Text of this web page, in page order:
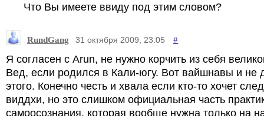
Что Вы имеете ввиду под этим словом?
RundGang 31 октября 2009, 23:05 #
Я согласен с Arun, не нужно корчить из себя
Вед, если родился в Кали-югу. Вот вайшнавы и не
этого. Конечно честь и хвала если кто-то хочет
виддхи, но это слишком официальная часть
самоосознания, которая вообще нужна только на